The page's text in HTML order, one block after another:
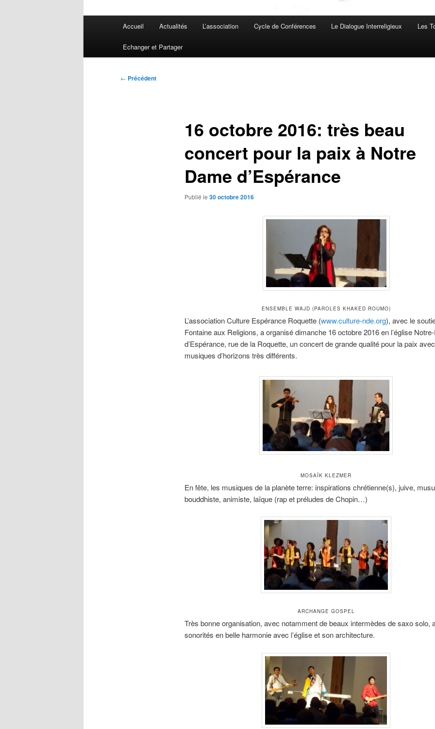
Accueil Actualités L’association Cycle de Conférences Le Dialogue Interreligieux Les
Echanger et Partager
Navigation
← Précédent
16 octobre 2016: très beau
concert pour la paix à Notre
Dame d’Espérance
Publié le 30 octobre 2016
ENSEMBLE WAJD (PAROLES KHAKED ROUMO)
L’association Culture Espérance Roquette (www.culture-nde.org), avec le
Fontaine aux Religions, a organisé dimanche 16 octobre 2016 en l’église
d’Espérance, rue de la Roquette, un concert de grande qualité pour la paix
musiques d’horizons très différents.
MOSAÏK KLEZMER
En fête, les musiques de la planète terre: inspirations chrétienne(s), juive,
bouddhiste, animiste, laïque (rap et préludes de Chopin…)
ARCHANGE GOSPEL
Très bonne organisation, avec notamment de beaux intermèdes de saxo solo,
sonorités en belle harmonie avec l’église et son architecture.